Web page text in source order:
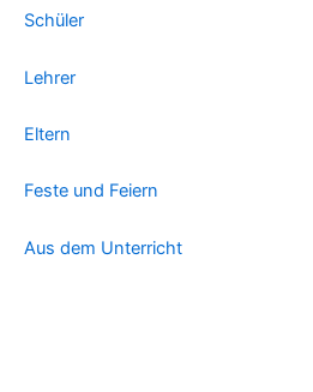
Schüler
Lehrer
Eltern
Feste und Feiern
Aus dem Unterricht